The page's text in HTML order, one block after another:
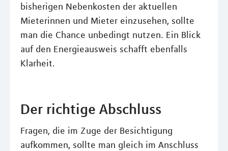
bisherigen Nebenkosten der aktuellen
Mieterinnen und Mieter einzusehen, sollte
man die Chance unbedingt nutzen. Ein Blick
auf den Energieausweis schafft ebenfalls
Klarheit.
Der richtige Abschluss
Fragen, die im Zuge der Besichtigung
aufkommen, sollte man gleich im Anschluss